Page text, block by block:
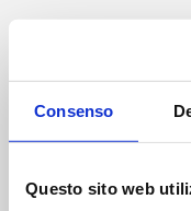
Consenso
Questo sito web
at v